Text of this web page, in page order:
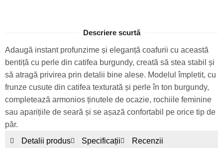
Descriere scurtă
Adaugă instant profunzime și eleganță coafurii cu această
bentiță cu perle din catifea burgundy, creată să stea stabil și
să atragă privirea prin detalii bine alese. Modelul împletit, cu
frunze cusute din catifea texturată și perle în ton burgundy,
completează armonios ținutele de ocazie, rochiile feminine
sau aparițiile de seară și se așază confortabil pe orice tip de
păr.
Detalii produs
Specificații Recenzii